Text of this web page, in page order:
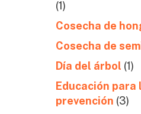
(1)
Cosecha de
Cosecha de
Día del árbol (1)
Educación para
prevención (3)